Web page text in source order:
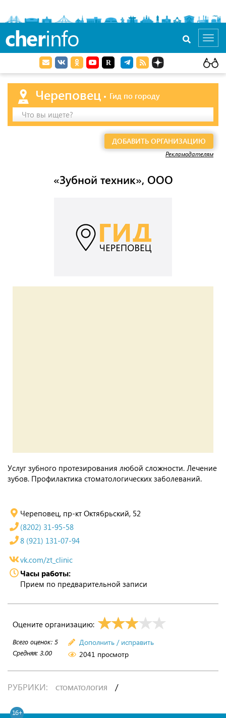
cherinfo
Череповец
Гид по городу
Что вы ищете?
ДОБАВИТЬ ОРГАНИЗАЦИЮ
Рекламодателям
«Зубной техник», ООО
Услуг зубного протезирования любой сложности. Лечение
зубов. Профилактика стоматологических заболеваний.
Череповец, пр-кт Октябрьский, 52
(8202) 31-95-58
8 (921) 131-07-94
vk.com/zt_clinic
Часы работы:
Прием по предварительной записи
Оцените организацию:
Всего оценок: 5
Средняя: 3.00
Дополнить / исправить
2041 просмотр
РУБРИКИ: СТОМАТОЛОГИЯ /
16+